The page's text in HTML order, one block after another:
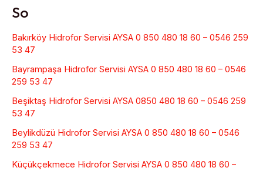
So
Bakırköy Hidrofor Servisi AYSA 0 850 480 18 60 – 0546 259
53 47
Bayrampaşa Hidrofor Servisi AYSA 0 850 480 18 60 – 0546
259 53 47
Beşiktaş Hidrofor Servisi AYSA 0850 480 18 60 – 0546 259
53 47
Beylikdüzü Hidrofor Servisi AYSA 0 850 480 18 60 – 0546
259 53 47
Küçükçekmece Hidrofor Servisi AYSA 0 850 480 18 60 –